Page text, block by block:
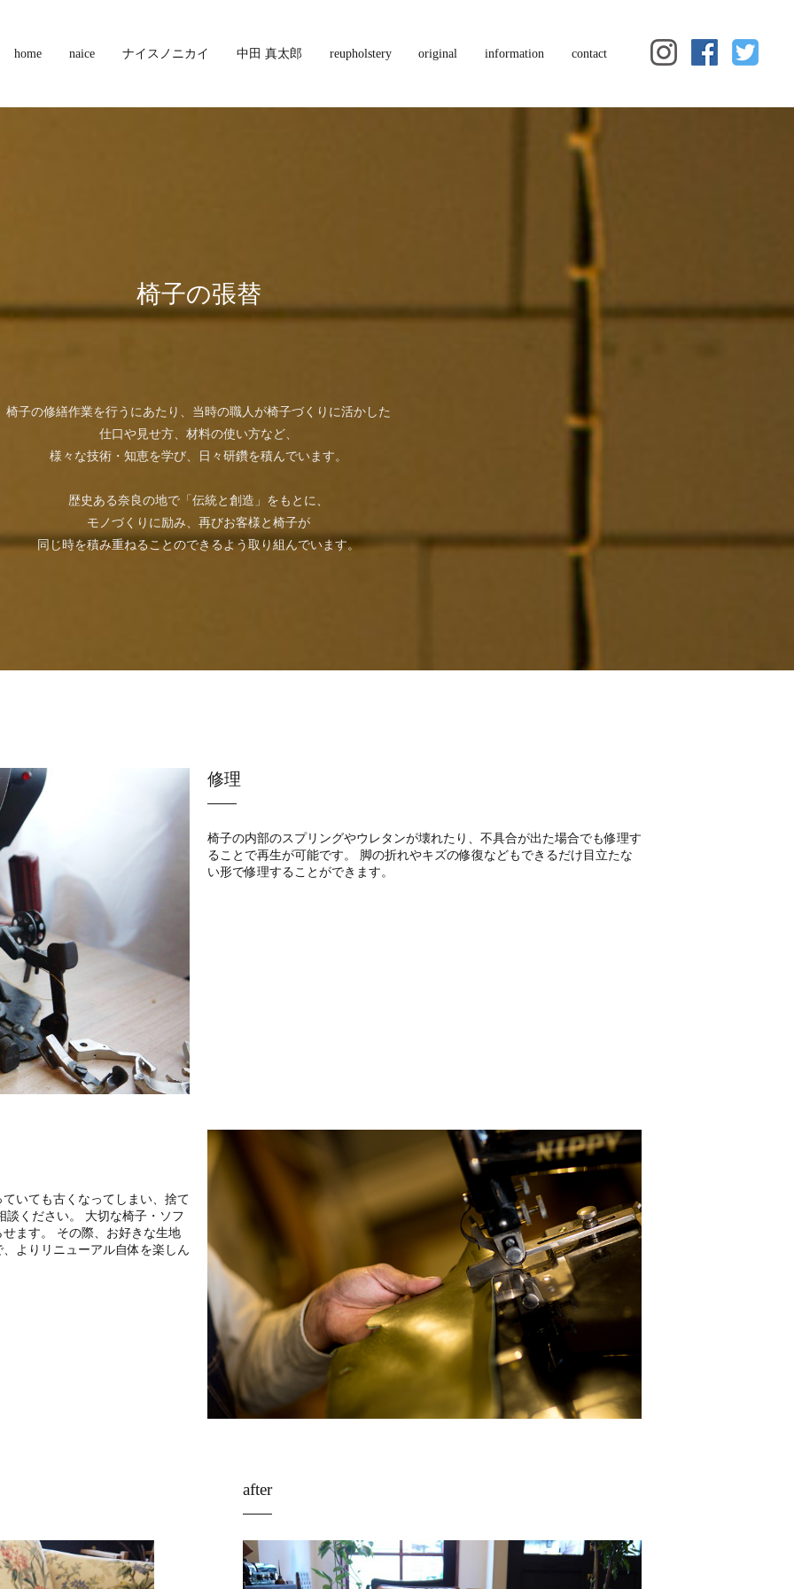
home naice ナイスノニカイ 中田 真太郎 reupholstery original information contact
椅子の張替
椅子の修繕作業を行うにあたり、当時の職人が椅子づくりに活かした
仕口や見せ方、材料の使い方など、
様々な技術・知恵を学び、日々研鑽を積んでいます。
歴史ある奈良の地で「伝統と創造」をもとに、
モノづくりに励み、再びお客様と椅子が
同じ時を積み重ねることのできるよう取り組んでいます。
修理
椅子の内部のスプリングやウレタンが壊れたり、不具合が出た場合でも修理す
ることで再生が可能です。 脚の折れやキズの修復などもできるだけ目立たな
い形で修理することができます。
いても古くなってしまい、捨て
談ください。 大切な椅子・ソフ
ます。 その際、お好きな生地
よりリニューアル自体を楽しん
after